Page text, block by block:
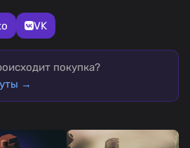
VK
покупка?
→